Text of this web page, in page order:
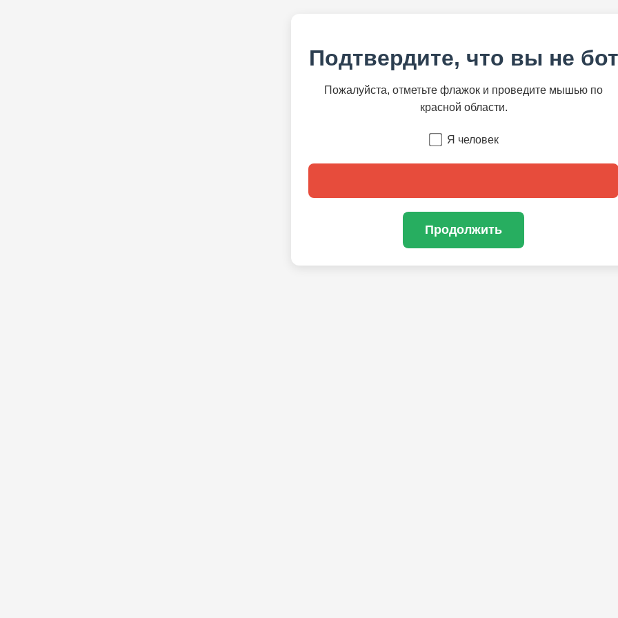
Подтвердите, что вы не бот
Пожалуйста, отметьте флажок и проведите мышью по
красной области.
Я человек
Продолжить